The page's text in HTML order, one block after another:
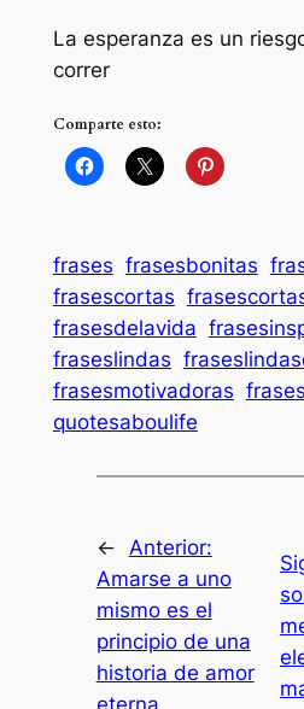
La esperanza es un
correr
Comparte esto:
frases frasesbonitas
frasescortas
frasesdelavida
fraseslindas
frasesmotivadoras
quotesaboulife
←
Anterior:
Amarse a uno
mismo es el
principio de una
historia de amor
eterna